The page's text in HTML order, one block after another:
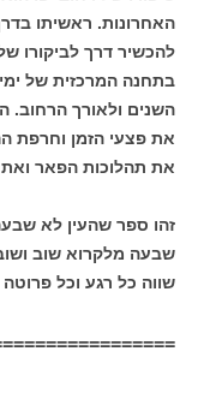
האחרונות. ראשיתו
להכשיר דרך לביקורו
בתחנה המרכזית של
השנים ולאורך הרחוב.
את פצעי הזמן וחרפת
את תהלוכות הפאר
זהו ספר שהעין לא שבעה
שבעה מלקרוא שוב
שווה כל רגע וכל